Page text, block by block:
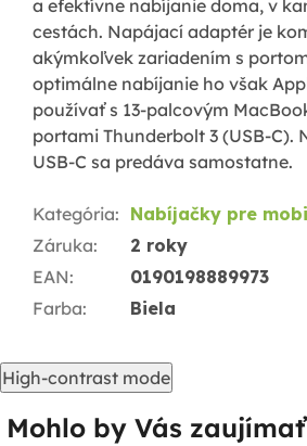
a efektívne nabíjanie doma, v
cestách. Napájací adaptér je
akýmkoľvek zariadením s
optimálne nabíjanie ho však
používať s 13-palcovým
portami Thunderbolt 3 (USB-C).
USB-C sa predáva samostatne.
Kategória: Nabíjačky pre
Záruka:
2 roky
EAN:
0190198889973
Farba: Biela
High-contrast mode
Mohlo by Vás zaujímať